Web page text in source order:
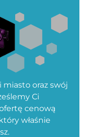
miasto oraz swój
Ci
cenową
właśnie